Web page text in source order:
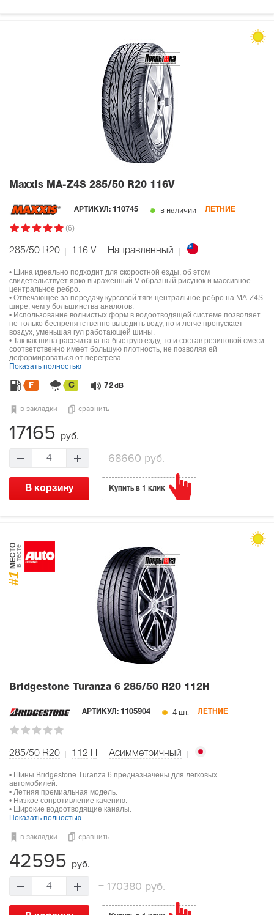
Maxxis MA-Z4S 285/50 R20 116V
АРТИКУЛ: 110745 в наличии ЛЕТНИЕ
(6)
285/50 R20 116 V Направленный
• Шина идеально подходит для скоростной езды, об этом
свидетельствует ярко выраженный V-образный рисунок и массивное
центральное ребро.
• Отвечающее за передачу курсовой тяги центральное ребро на MA-Z4S
шире, чем у большинства аналогов.
• Использование волнистых форм в водоотводящей системе позволяет
не только беспрепятственно выводить воду, но и легче пропускает
воздух, уменьшая гул работающей шины.
• Так как шина рассчитана на быструю езду, то и состав резиновой смеси
соответственно имеет большую плотность, не позволяя ей
деформироваться от перегрева.
Показать полностью
F C 72 dB
в закладки сравнить
17165 руб.
4 =68660 руб.
В корзину Купить в 1 клик
#1
МЕСТОв тесте
Bridgestone Turanza 6 285/50 R20 112H
АРТИКУЛ: 1105904 4 шт. ЛЕТНИЕ
285/50 R20 112 H Асимметричный
• Шины Bridgestone Turanza 6 предназначены для легковых
автомобилей.
• Летняя премиальная модель.
• Низкое сопротивление качению.
• Широкие водоотводящие каналы.
Показать полностью
в закладки сравнить
42595 руб.
4 = 170380 руб.